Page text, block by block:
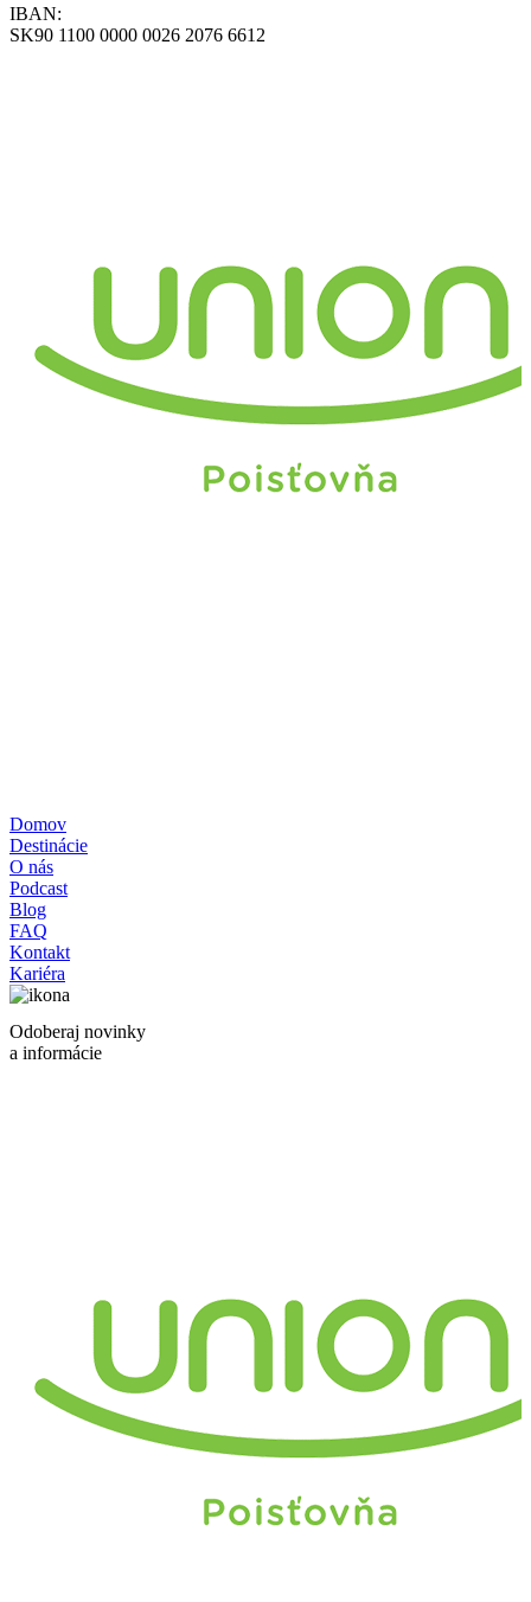
IBAN:
SK90 1100 0000 0026 2076 6612
Domov
Destinácie
O nás
Podcast
Blog
FAQ
Kontakt
Kariéra
Odoberaj novinky
a informácie